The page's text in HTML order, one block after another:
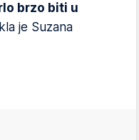
brzo biti u
je Suzana